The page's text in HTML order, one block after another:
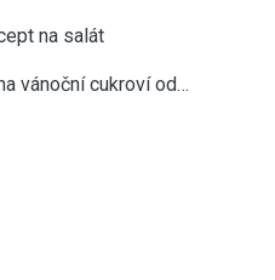
na salát
vánoční cukroví od…